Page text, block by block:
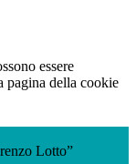
essere
pagina della cookie
Lotto”